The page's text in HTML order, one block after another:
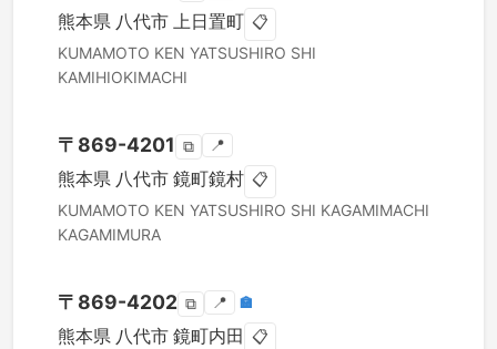
熊本県 八代市 上日置町 📋
KUMAMOTO KEN YATSUSHIRO SHI
KAMIHIOKIMACHI
〒 869-4201 ⧉ 📍
熊本県 八代市 鏡町鏡村 📋
KUMAMOTO KEN YATSUSHIRO SHI KAGAMIMACHI
KAGAMIMURA
〒 869-4202 ⧉ 📍 🏣
熊本県 八代市 鏡町内田 📋